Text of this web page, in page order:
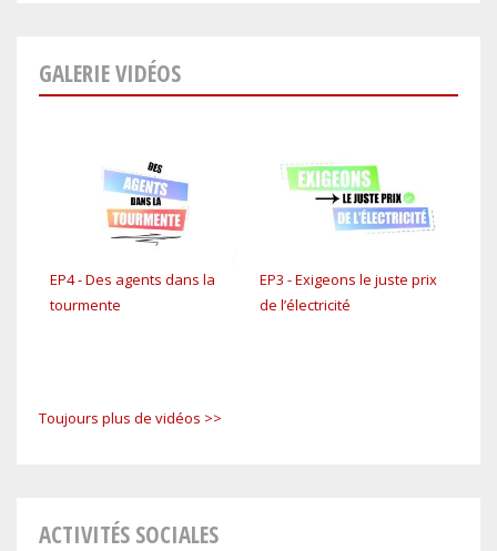
GALERIE VIDÉOS
EP4 - Des agents dans la
tourmente
EP3 - Exigeons le juste prix
de l’électricité
Toujours plus de vidéos >>
ACTIVITÉS SOCIALES